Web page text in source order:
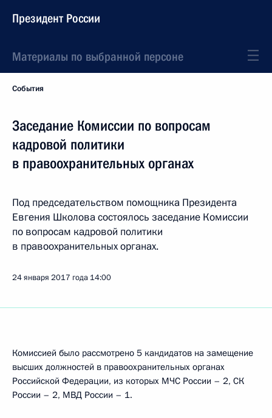
Президент России
Материалы по выбранной персоне
События
Заседание Комиссии по вопросам
кадровой политики
в правоохранительных органах
Под председательством помощника Президента
Евгения Школова состоялось заседание Комиссии
по вопросам кадровой политики
в правоохранительных органах.
24 января 2017 года 14:00
Комиссией было рассмотрено 5 кандидатов на замещение
высших должностей в правоохранительных органах
Российской Федерации, из которых МЧС России – 2, СК
России – 2, МВД России – 1.